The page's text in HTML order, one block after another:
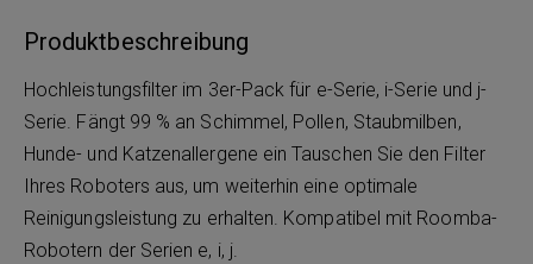
Produktbeschreibung
Hochleistungsfilter im 3er-Pack für e-Serie, i-Serie und j-
Serie. Fängt 99 % an Schimmel, Pollen, Staubmilben,
Hunde- und Katzenallergene ein Tauschen Sie den Filter
Ihres Roboters aus, um weiterhin eine optimale
Reinigungsleistung zu erhalten. Kompatibel mit Roomba-
Robotern der Serien e, i, j.